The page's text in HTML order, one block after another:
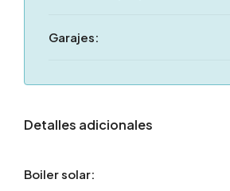
Garajes:
Detalles adicionales
Boiler solar: